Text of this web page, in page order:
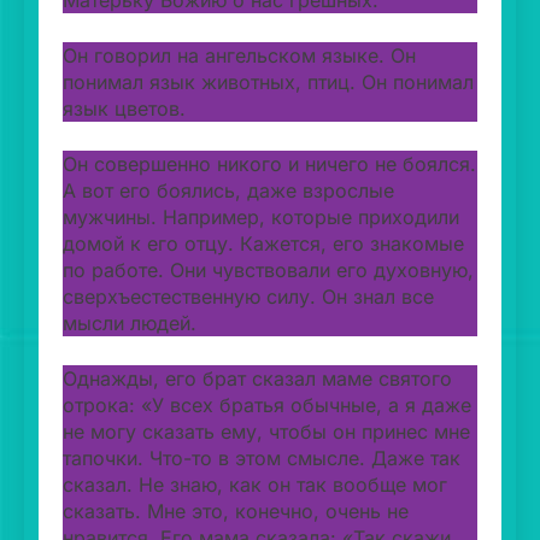
Он говорил на ангельском языке. Он
понимал язык животных, птиц. Он понимал
язык цветов.
Он совершенно никого и ничего не боялся.
А вот его боялись, даже взрослые
мужчины. Например, которые приходили
домой к его отцу. Кажется, его знакомые
по работе. Они чувствовали его духовную,
сверхъестественную силу. Он знал все
мысли людей.
Однажды, его брат сказал маме святого
отрока: «У всех братья обычные, а я даже
не могу сказать ему, чтобы он принес мне
тапочки. Что-то в этом смысле. Даже так
сказал. Не знаю, как он так вообще мог
сказать. Мне это, конечно, очень не